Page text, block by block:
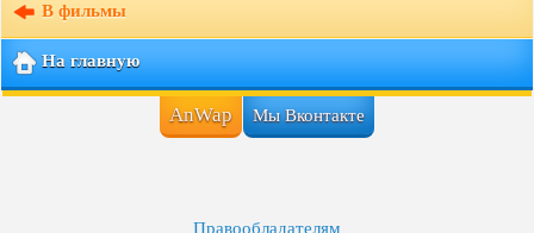
В фильмы
На главную
AnWap Мы Вконтакте
Правообладателям